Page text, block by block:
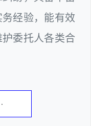
经验，能有效
委托人各类合